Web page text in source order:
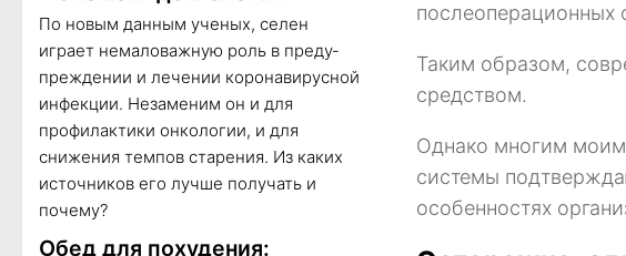
послеоперационных
Таким образом,
средством.
Однако многим моим
системы
особенностях
По новым данным ученых, селен
играет немаловажную роль в преду­
преждении и лечении коронавирусной
инфекции. Незаменим он и для
профилактики онкологии, и для
снижения темпов старения. Из каких
источников его лучше получать и
почему?
Обед для похудения: